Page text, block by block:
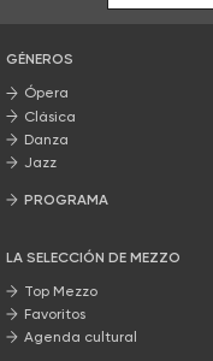
GÉNEROS
Ópera
Clásica
Danza
Jazz
PROGRAMA
LA SELECCIÓN DE MEZZO
Top Mezzo
Favoritos
Agenda cultural